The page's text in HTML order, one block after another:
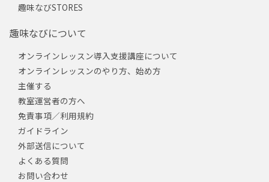
趣味なびSTORES
趣味なびについて
オンラインレッスン導入支援講座について
オンラインレッスンのやり方、始め方
主催する
教室運営者の方へ
免責事項／利用規約
ガイドライン
外部送信について
よくある質問
お問い合わせ